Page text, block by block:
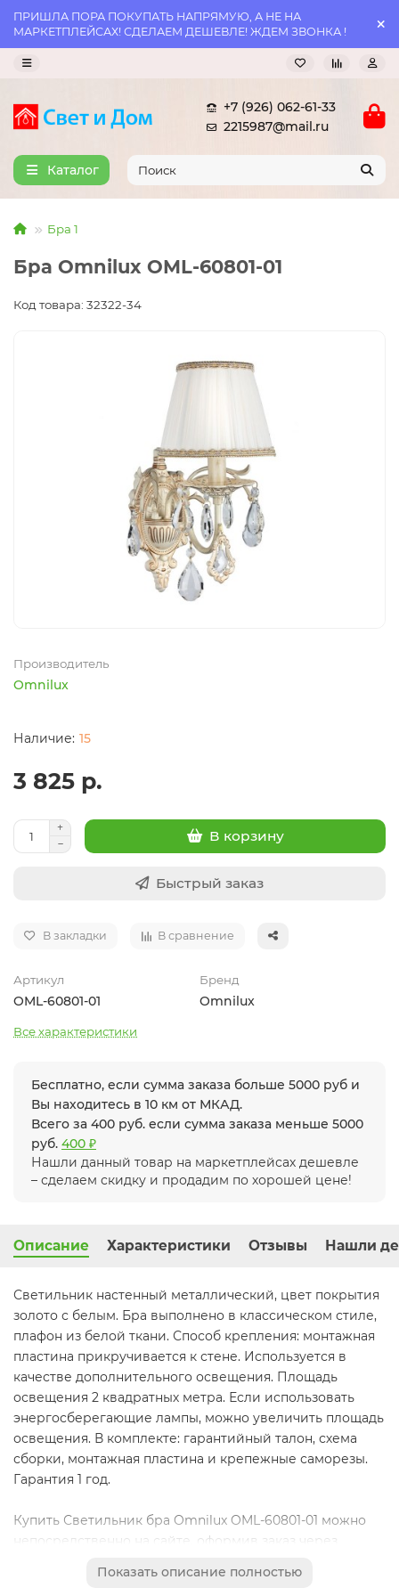
ПРИШЛА ПОРА ПОКУПАТЬ НАПРЯМУЮ, А НЕ НА
МАРКЕТПЛЕЙСАХ! СДЕЛАЕМ ДЕШЕВЛЕ! ЖДЕМ ЗВОНКА !
+7 (926) 062-61-33
2215987@mail.ru
Каталог
Бра 1
Бра Omnilux OML-60801-01
Код товара: 32322-34
Производитель
Omnilux
15
3 825 р.
В корзину
Быстрый заказ
В закладки В сравнение
Артикул
OML-60801-01
Бренд
Omnilux
Все характеристики
Бесплатно, если сумма заказа больше 5000 руб и
Вы находитесь в 10 км от МКАД.
Всего за 400 руб. если сумма заказа меньше 5000
руб. 400 ₽
Нашли данный товар на маркетплейсах дешевле
– сделаем скидку и продадим по хорошей цене!
Описание Характеристики Отзывы Нашли
Светильник настенный металлический, цвет покрытия
золото с белым. Бра выполнено в классическом стиле,
плафон из белой ткани. Способ крепления: монтажная
пластина прикручивается к стене. Используется в
качестве дополнительного освещения. Площадь
освещения 2 квадратных метра. Если использовать
энергосберегающие лампы, можно увеличить площадь
освещения. В комплекте: гарантийный талон, схема
сборки, монтажная пластина и крепежные саморезы.
Гарантия 1 год.
Купить Светильник бра Omnilux OML-60801-01 можно
непосредственно на сайте, оформив заказ через
(926) 062-61-33. Мы Вам предложим лучшую цену и
Показать описание полностью